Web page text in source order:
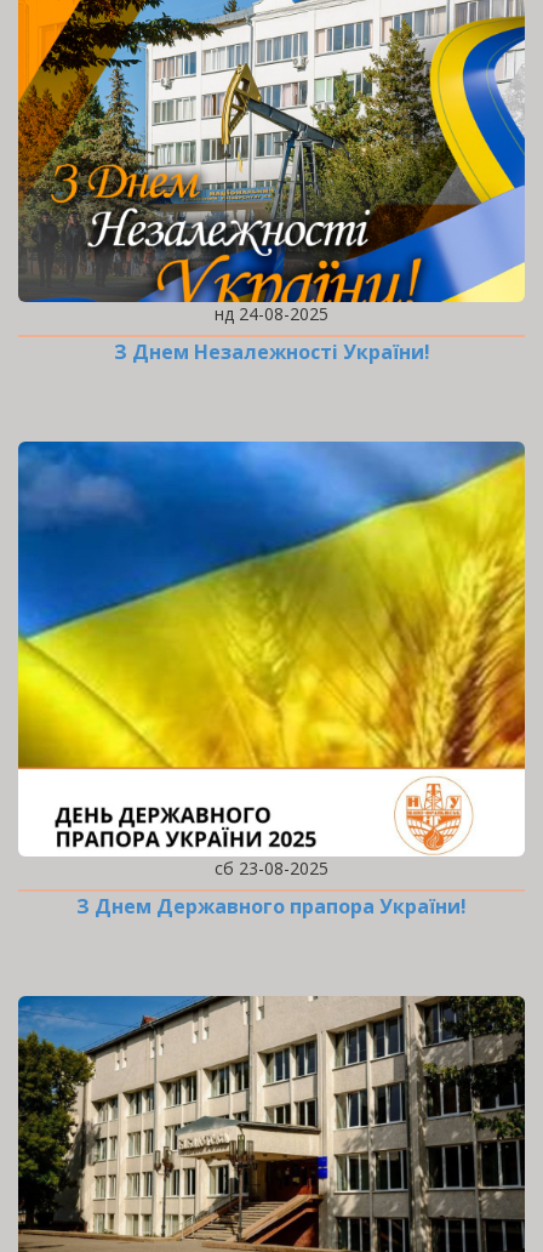
нд 24-08-2025
З Днем Незалежності України!
сб 23-08-2025
З Днем Державного прапора України!